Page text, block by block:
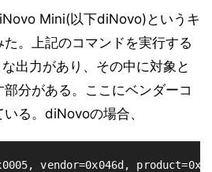
Mini(以下diNovo)というキ
。上記のコマンドを実行する
出力があり、その中に対象と
分がある。ここにベンダーコ
る。diNovoの場合、
vendor=0x046d,